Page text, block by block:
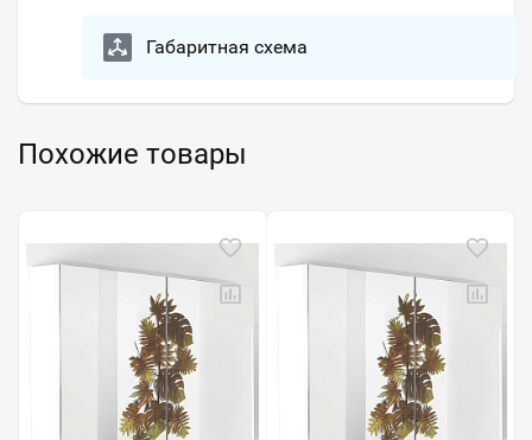
Габаритная схема
Похожие товары